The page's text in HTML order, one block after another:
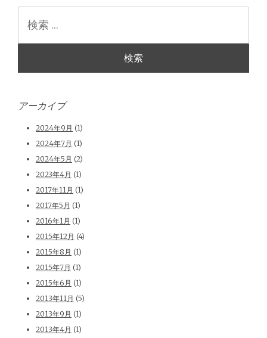
アーカイブ
2024年9月 (1)
2024年7月 (1)
2024年5月 (2)
2023年4月 (1)
2017年11月 (1)
2017年5月 (1)
2016年1月 (1)
2015年12月 (4)
2015年8月 (1)
2015年7月 (1)
2015年6月 (1)
2013年11月 (5)
2013年9月 (1)
2013年4月 (1)